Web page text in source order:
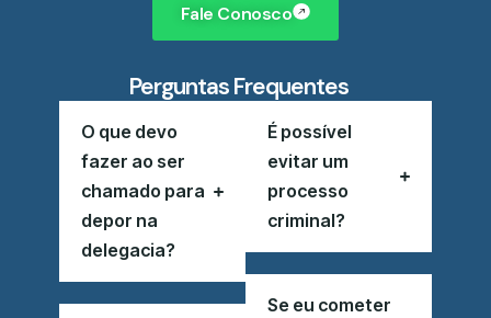
Fale Conosco
Perguntas Frequentes
O que devo
fazer ao ser
chamado para
depor na
delegacia?
É possível
evitar um
processo
criminal?
Se eu cometer